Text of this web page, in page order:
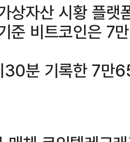
상자산 시황 플랫
준 비트코인은 7
30분 기록한 7만